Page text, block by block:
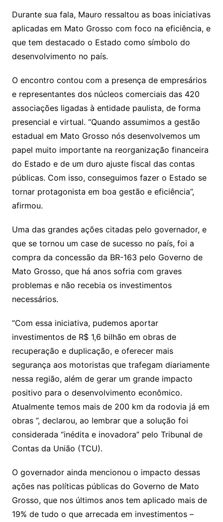
o
m
Durante sua fala, Mauro ressaltou as boas iniciativas
aplicadas em Mato Grosso com foco na eficiência, e
que tem destacado o Estado como símbolo do
desenvolvimento no país.
O encontro contou com a presença de empresários
e representantes dos núcleos comerciais das 420
associações ligadas à entidade paulista, de forma
presencial e virtual. “Quando assumimos a gestão
estadual em Mato Grosso nós desenvolvemos um
papel muito importante na reorganização financeira
do Estado e de um duro ajuste fiscal das contas
públicas. Com isso, conseguimos fazer o Estado se
tornar protagonista em boa gestão e eficiência”,
afirmou.
Uma das grandes ações citadas pelo governador, e
que se tornou um case de sucesso no país, foi a
compra da concessão da BR-163 pelo Governo de
Mato Grosso, que há anos sofria com graves
problemas e não recebia os investimentos
necessários.
“Com essa iniciativa, pudemos aportar
investimentos de R$ 1,6 bilhão em obras de
recuperação e duplicação, e oferecer mais
segurança aos motoristas que trafegam diariamente
nessa região, além de gerar um grande impacto
positivo para o desenvolvimento econômico.
Atualmente temos mais de 200 km da rodovia já em
obras ”, declarou, ao lembrar que a solução foi
considerada “inédita e inovadora” pelo Tribunal de
Contas da União (TCU).
O governador ainda mencionou o impacto dessas
ações nas políticas públicas do Governo de Mato
Grosso, que nos últimos anos tem aplicado mais de
19% de tudo o que arrecada em investimentos –